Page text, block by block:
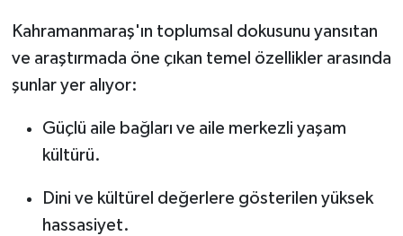
Kahramanmaraş'ın toplumsal dokusunu yansıtan
ve araştırmada öne çıkan temel özellikler arasında
şunlar yer alıyor:
Güçlü aile bağları ve aile merkezli yaşam
kültürü.
Dini ve kültürel değerlere gösterilen yüksek
hassasiyet.